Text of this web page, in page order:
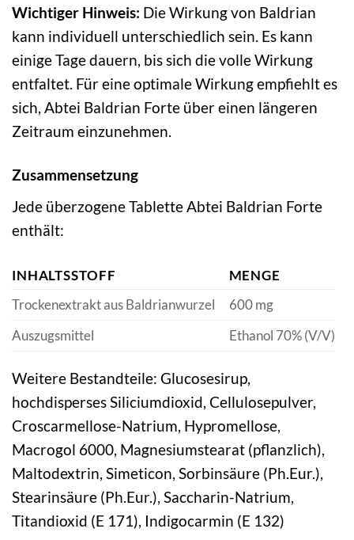
Wichtiger Hinweis: Die Wirkung von Baldrian
kann individuell unterschiedlich sein. Es kann
einige Tage dauern, bis sich die volle Wirkung
entfaltet. Für eine optimale Wirkung empfiehlt es
sich, Abtei Baldrian Forte über einen längeren
Zeitraum einzunehmen.
Zusammensetzung
Jede überzogene Tablette Abtei Baldrian Forte
enthält:
INHALTSSTOFF
MENGE
Trockenextrakt aus Baldrianwurzel
600 mg
Auszugsmittel
Ethanol 70% (V/V)
Weitere Bestandteile: Glucosesirup,
hochdisperses Siliciumdioxid, Cellulosepulver,
Croscarmellose-Natrium, Hypromellose,
Macrogol 6000, Magnesiumstearat (pflanzlich),
Maltodextrin, Simeticon, Sorbinsäure (Ph.Eur.),
Stearinsäure (Ph.Eur.), Saccharin-Natrium,
Titandioxid (E 171), Indigocarmin (E 132)